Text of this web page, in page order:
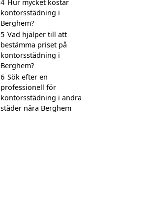
4 Hur mycket kostar
kontorsstädning i
Berghem?
5 Vad hjälper till att
bestämma priset på
kontorsstädning i
Berghem?
6 Sök efter en
professionell för
kontorsstädning i andra
städer nära Berghem